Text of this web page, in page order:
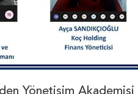
Yönetişim